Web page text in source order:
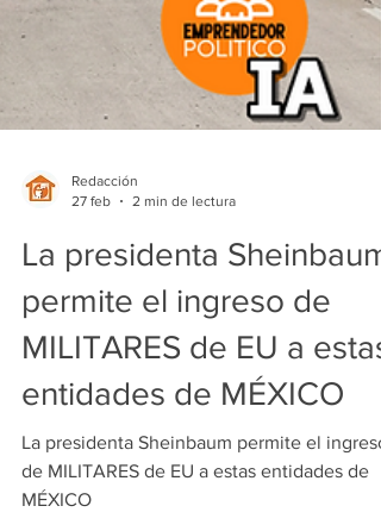
Redacción
27 feb
2 min de lectura
La presidenta Sheinbaum
permite el ingreso de
MILITARES de EU a estas